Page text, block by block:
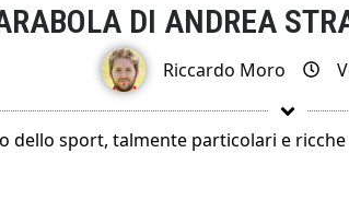
DI ANDREA
Riccardo Moro
dello sport, talmente particolari e